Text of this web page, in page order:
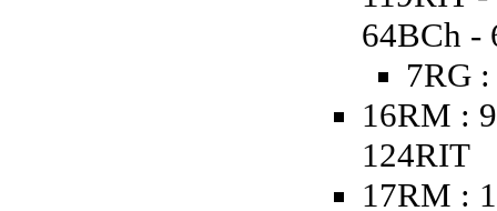
64BCh -
7RG
16RM :
124RIT
17RM :